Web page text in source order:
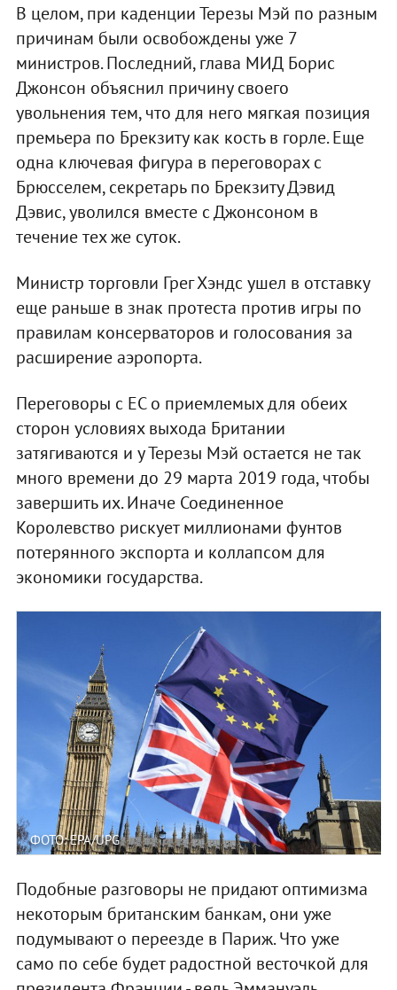
В целом, при каденции Терезы Мэй по разным
причинам были освобождены уже 7
министров. Последний, глава МИД Борис
Джонсон объяснил причину своего
увольнения тем, что для него мягкая позиция
премьера по Брекзиту как кость в горле. Еще
одна ключевая фигура в переговорах с
Брюсселем, секретарь по Брекзиту Дэвид
Дэвис, уволился вместе с Джонсоном в
течение тех же суток.
Министр торговли Грег Хэндс ушел в отставку
еще раньше в знак протеста против игры по
правилам консерваторов и голосования за
расширение аэропорта.
Переговоры с ЕС о приемлемых для обеих
сторон условиях выхода Британии
затягиваются и у Терезы Мэй остается не так
много времени до 29 марта 2019 года, чтобы
завершить их. Иначе Соединенное
Королевство рискует миллионами фунтов
потерянного экспорта и коллапсом для
экономики государства.
ФОТО: EPA/UPG
Подобные разговоры не придают оптимизма
некоторым британским банкам, они уже
подумывают о переезде в Париж. Что уже
само по себе будет радостной весточкой для